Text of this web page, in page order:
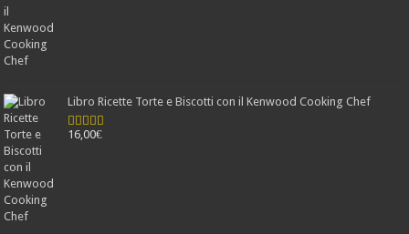
Libro Ricette Torte e Biscotti con il Kenwood Cooking Chef
Valutato
16,00€